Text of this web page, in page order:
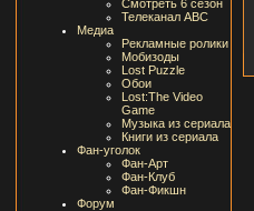
Смотреть 6 сезон
Телеканал ABC
Медиа
Рекламные ролики
Мобизоды
Lost Puzzle
Обои
Lost:The Video
Game
Музыка из сериала
Книги из сериала
Фан-уголок
Фан-Арт
Фан-Клуб
Фан-Фикшн
Форум